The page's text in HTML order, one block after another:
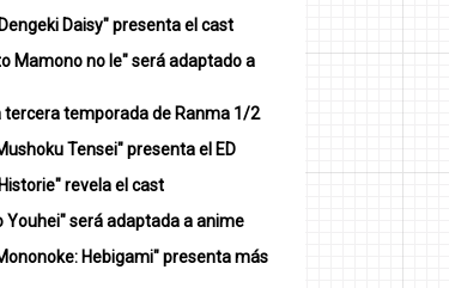
Daisy" presenta el cast
Mamono no Ie" será adaptado a
tercera temporada de Ranma 1/2
Tensei" presenta el ED
revela el cast
Youhei" será adaptada a anime
Hebigami" presenta más